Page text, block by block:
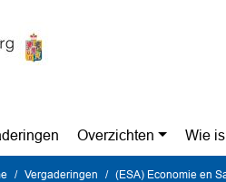
Overzichten Wie
Vergaderingen (ESA) Economie en